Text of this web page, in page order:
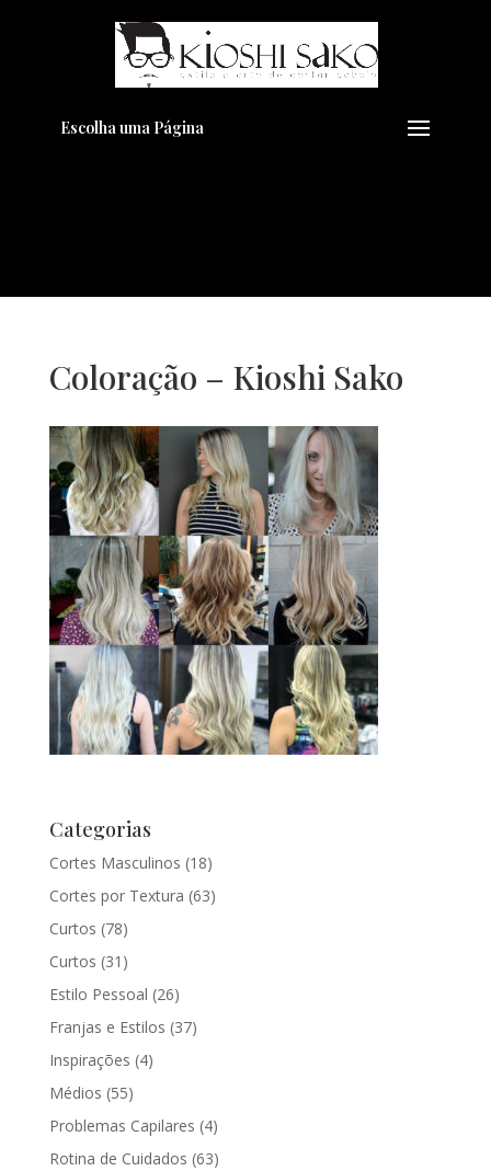
Escolha uma Página
Coloração – Kioshi Sako
Categorias
Cortes Masculinos (18)
Cortes por Textura (63)
Curtos (78)
Curtos (31)
Estilo Pessoal (26)
Franjas e Estilos (37)
Inspirações (4)
Médios (55)
Problemas Capilares (4)
Rotina de Cuidados (63)
Pensando em transformar seu
Visual??